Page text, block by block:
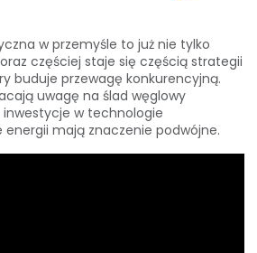
w przemyśle to już nie tylko
częściej staje się częścią strategii
buduje przewagę konkurencyjną.
uwagę na ślad węglowy
w technologie
mają znaczenie podwójne.